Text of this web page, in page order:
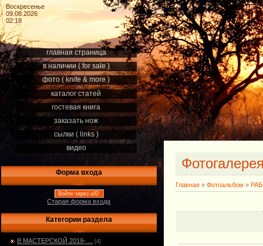
Воскресенье
09.08.2026
02:18
главная страница
в наличии ( for sale )
фото ( knife & more )
каталог статей
гостевая книга
заказать нож
сылки ( links )
видео
Форма входа
Войти через uID
Старая форма входа
Категории раздела
В МАСТЕРСКОЙ 2019-.... [4]
Главная » Фотоальбом »